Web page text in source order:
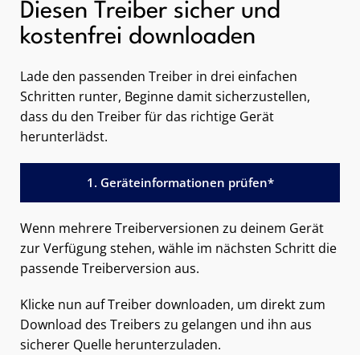
Diesen Treiber sicher und
kostenfrei downloaden
Lade den passenden Treiber in drei einfachen
Schritten runter, Beginne damit sicherzustellen,
dass du den Treiber für das richtige Gerät
herunterlädst.
1. Geräteinformationen prüfen*
Wenn mehrere Treiberversionen zu deinem Gerät
zur Verfügung stehen, wähle im nächsten Schritt die
passende Treiberversion aus.
Klicke nun auf Treiber downloaden, um direkt zum
Download des Treibers zu gelangen und ihn aus
sicherer Quelle herunterzuladen.